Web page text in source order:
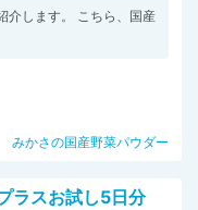
介します。 こちら、国産
みかさの国産野菜パウダー
ラスお試し5日分